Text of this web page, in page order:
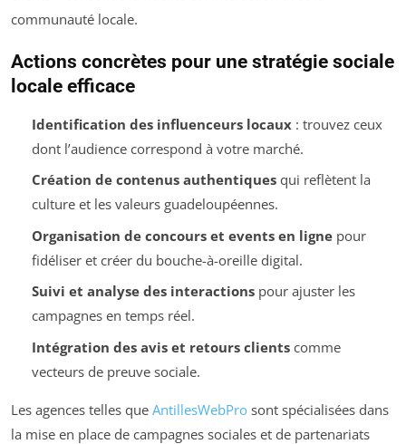
communauté locale.
Actions concrètes pour une stratégie sociale
locale efficace
Identification des influenceurs locaux: trouvez ceux
dont l’audience correspond à votre marché.
Création de contenus authentiquesqui reflètent la
culture et les valeurs guadeloupéennes.
Organisation de concours et events en lignepour
fidéliser et créer du bouche-à-oreille digital.
Suivi et analyse des interactionspour ajuster les
campagnes en temps réel.
Intégration des avis et retours clientscomme
vecteurs de preuve sociale.
Les agences telles que AntillesWebPro sont spécialisées dans
la mise en place de campagnes sociales et de partenariats